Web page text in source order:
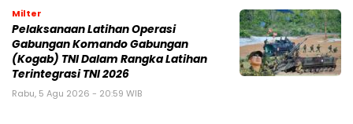
Milter
Pelaksanaan Latihan Operasi
Gabungan Komando Gabungan
(Kogab) TNI Dalam Rangka Latihan
Terintegrasi TNI 2026
Rabu, 5 Agu 2026 - 20:59 WIB